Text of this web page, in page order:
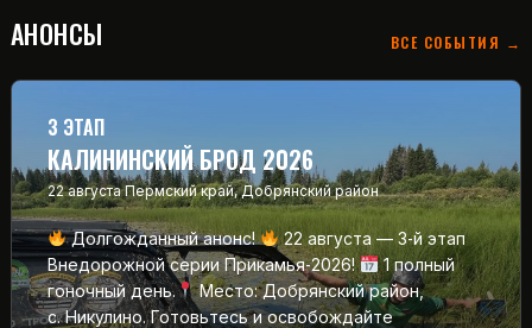
АНОНСЫ ВСЕ СОБЫТИЯ →
3 ЭТАП
КАЛИНИНСКИЙ БРОД 2026
22 августа Пермский край, Добрянский район
Долгожданный анонс!
22 августа — 3‑й этап
Внедорожной серии Прикамья‑2026!
1 полный
гоночный день.
Место: Добрянский район,
с. Никулино. Готовьтесь и освобождайте